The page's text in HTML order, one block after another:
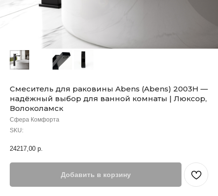
Смеситель для раковины Abens (Abens) 2003H —
надёжный выбор для ванной комнаты | Люксор,
Волоколамск
Сфера Комфорта
SKU:
24217,00 р.
Добавить в корзину